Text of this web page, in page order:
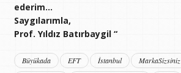
ederim…
Saygılarımla,
Prof. Yıldız Batırbaygil “
Büyükada EFT İstanbul MarkaSizsiniz